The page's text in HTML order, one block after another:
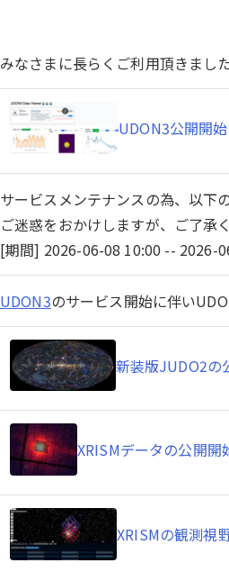
みなさまに長らくご利用頂きまし
UDON3公開開始
サービスメンテナンスの為、以下
ご迷惑をおかけしますが、ご了承
[期間] 2026-06-08 10:00 -- 2026-
UDON3のサービス開始に伴い
新装版JUDO2の
XRISMデータの公開開
XRISMの観測視